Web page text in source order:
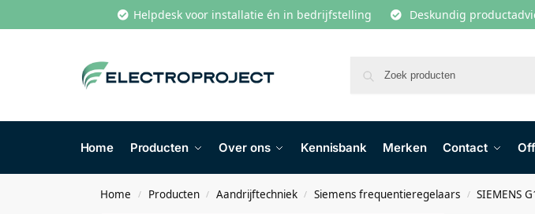
Helpdesk voor installatie én in bedrijfstelling Deskundig
Home Producten Over ons Kennisbank Merken Contact
Home / Producten / Aandrijftechniek / Siemens frequentieregelaars / SIEMENS